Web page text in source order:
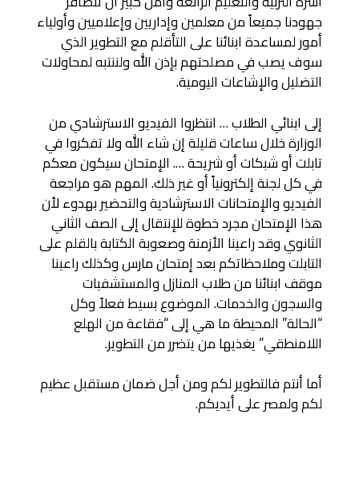
جهودنا جميعاً من معلمين وإداريين وإعلاميين وأولياء
أمور لمساعدة ابنائنا على التأقلم مع التطوير الذي
سوف يصب في مصلحتهم بإذن الله ولننتبه لمحاولات
التضليل والإشاعات اليومية.
إلى ابنائي الطلاب … انتظروا الفيديو الاسترشادي من
الوزارة خلال ساعات قليلة إن شاء الله ولا تفكروا في
تابلت أو شبكات أو شريحة …. الإمتحان سيكون معكم
في كل لجنة إلكترونياً أو غير ذلك. المهم هو مراجعة
الفيديو والإمتحانات الاسترشادية والتحضير بهدوء لأن
هذا الإمتحان مجرد خطوة للإنتقال إلى الصف الثاني
الثانوي وقد راعينا الأزمنة وصعوبة الكتابة بالقلم على
التابلت وملاحظاتكم بعد إمتحان مارس وكذلك راعينا
موقف ابنائنا من طلاب المنازل والمستشفيات
والسجون والخدمات. الموضوع بسيط فعلاً وكل
“الحالة” المحيطة ما هي إلى “فقاعة من الهلع
اللامنطقي” يغذيها من يتضرر من التطوير.
أما أنتم فالتطوير لكم ومن أجل ضمان مستقبل عظيم
لكم ولمصر على أيديكم.